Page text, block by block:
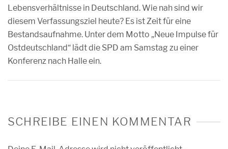
Lebensverhältnisse in Deutschland. Wie nah sind wir
diesem Verfassungsziel heute? Es ist Zeit für eine
Bestandsaufnahme. Unter dem Motto „Neue Impulse für
Ostdeutschland“ lädt die SPD am Samstag zu einer
Konferenz nach Halle ein.
SCHREIBE EINEN KOMMENTAR